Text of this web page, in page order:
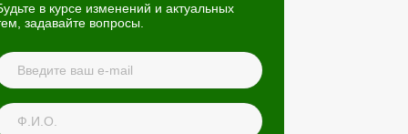
в курсе изменений и актуальных
задавайте вопросы.